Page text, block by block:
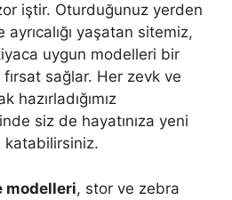
iştir. Oturduğunuz yerden
yaşatan sitemiz,
uygun modelleri bir
sağlar. Her zevk ve
hazırladığımız
siz de hayatınıza yeni
katabilirsiniz.
modelleri, stor ve zebra